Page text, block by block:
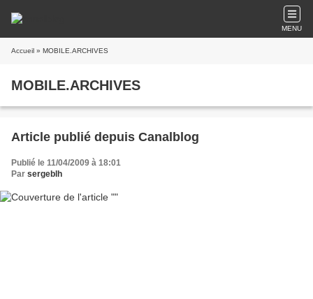
MENU
Accueil » MOBILE.ARCHIVES
MOBILE.ARCHIVES
Article publié depuis Canalblog
Publié le 11/04/2009 à 18:01
Par sergeblh